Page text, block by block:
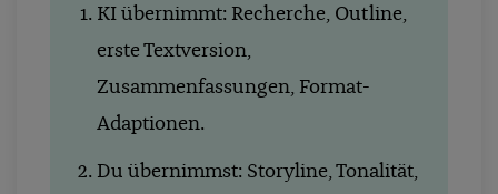
KI übernimmt: Recherche, Outline,
erste Textversion,
Zusammenfassungen, Format-
Adaptionen.
Du übernimmst: Storyline, Tonalität,